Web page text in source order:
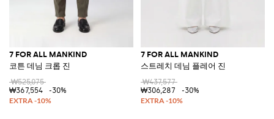
7 FOR ALL MANKIND
코튼 데님 크롭 진
₩525,075
₩367,554
-30%
7 FOR ALL MANKIND
스트레치 데님 플레어 진
₩437,577
₩306,287
-30%